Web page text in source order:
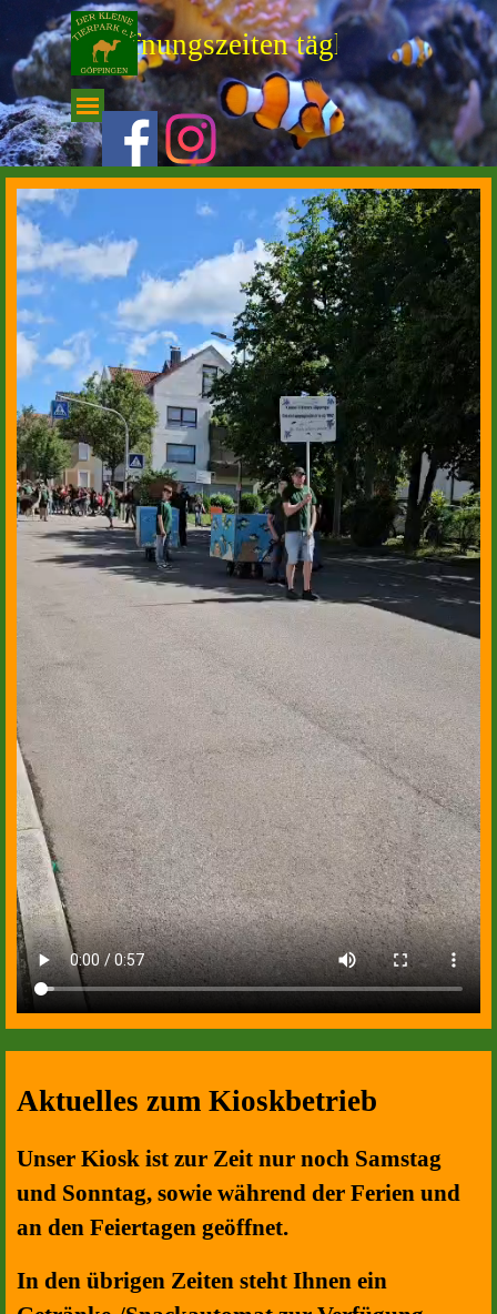
Direkt zum Seiteninhalt
-- Öffnungszeiten täglich von
Menü überspringen
Aktuelles zum Kioskbetrieb
Unser Kiosk ist zur Zeit nur noch Samstag
und Sonntag, sowie während der Ferien und
an den Feiertagen geöffnet.
In den übrigen Zeiten steht Ihnen ein